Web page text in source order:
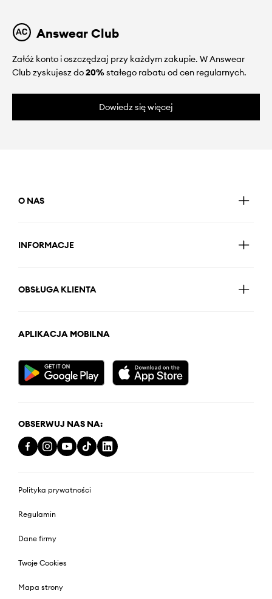
Answear Club
Załóż konto i oszczędzaj przy każdym zakupie. W Answear
Club zyskujesz do20%stałego rabatu od cen regularnych.
Dowiedz się więcej
O NAS
INFORMACJE
OBSŁUGA KLIENTA
APLIKACJA MOBILNA
OBSERWUJ NAS NA:
Polityka prywatności
Regulamin
Dane firmy
Twoje Cookies
Mapa strony